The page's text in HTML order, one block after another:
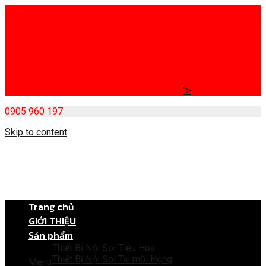
">
0905 960 197
Skip to content
Menu
Trang chủ
GIỚI THIỆU
Sản phẩm
Thiết Bị Nội Soi Tiêu Hóa
Thiết Bị Nội Soi Tai mũi Họng